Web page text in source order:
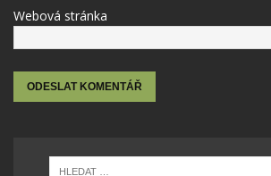
Webová stránka